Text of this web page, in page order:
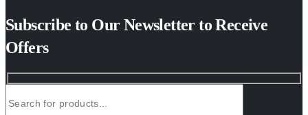
Subscribe to Our Newsletter to Receive
Offers